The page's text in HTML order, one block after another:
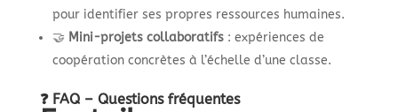
pour identifier ses propres ressources humaines.
🤝 Mini-projets collaboratifs: expériences de
coopération concrètes à l’échelle d’une classe.
❓ FAQ – Questions fréquentes